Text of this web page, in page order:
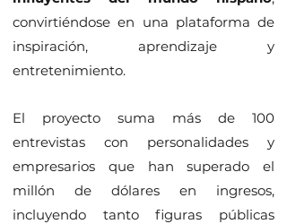
convirtiéndose en una plataforma de
inspiración, aprendizaje y
entretenimiento.
El proyecto suma más de 100
entrevistas con personalidades y
empresarios que han superado el
millón de dólares en ingresos,
incluyendo tanto figuras públicas